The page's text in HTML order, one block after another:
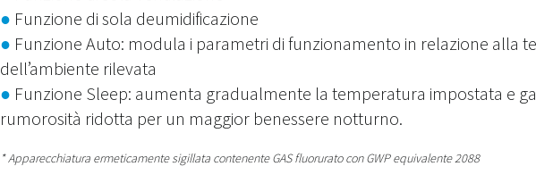
● Funzione di sola deumidificazione
● Funzione Auto: modula i parametri di funzionamento in relazione alla
dell’ambiente rilevata
● Funzione Sleep: aumenta gradualmente la temperatura impostata e
rumorosità ridotta per un maggior benessere notturno.
* Apparecchiatura ermeticamente sigillata contenente GAS fluorurato con GWP equivalente 2088